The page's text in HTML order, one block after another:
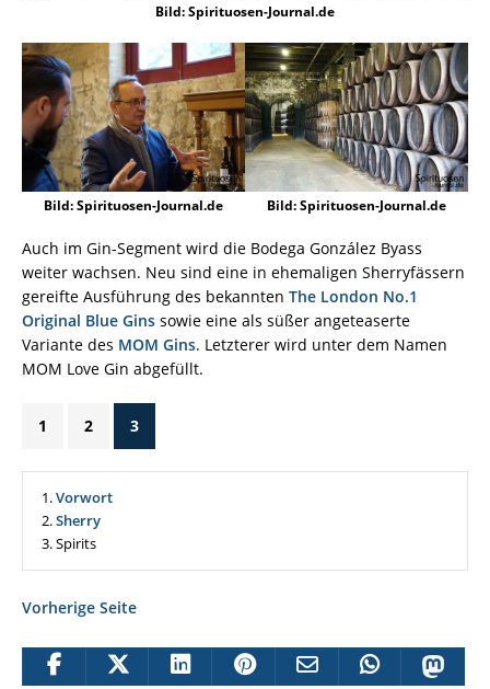
Bild: Spirituosen-Journal.de
Bild: Spirituosen-Journal.de Bild: Spirituosen-Journal.de
Auch im Gin-Segment wird die Bodega González Byass
weiter wachsen. Neu sind eine in ehemaligen Sherryfässern
gereifte Ausführung des bekannten The London No.1
Original Blue Gins sowie eine als süßer angeteaserte
Variante des MOM Gins. Letzterer wird unter dem Namen
MOM Love Gin abgefüllt.
1 2 3
1.Vorwort
2.Sherry
3.Spirits
Vorherige Seite